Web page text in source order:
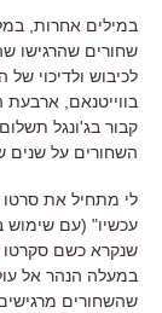
במילים אחרות
שחורים שהרגישו
לכיבוש ולדיכוי
בווייטנאם
ארבעת
קבור בג'ונגל
השחורים על שנים
לי מתחיל את
עכשיו" (עם שימוש
שנקרא כשם סקרטו
במעלה הנהר אל
שהשחורים